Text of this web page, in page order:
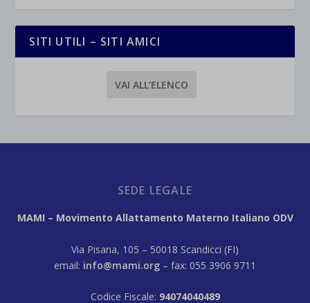
SITI UTILI – SITI AMICI
VAI ALL’ELENCO
SEDE LEGALE
MAMI – Movimento Allattamento Materno Italiano ODV
Via Pisana, 105 – 50018 Scandicci (FI)
email: info@mami.org – fax: 055 3906 9711
Codice Fiscale: 94074040489